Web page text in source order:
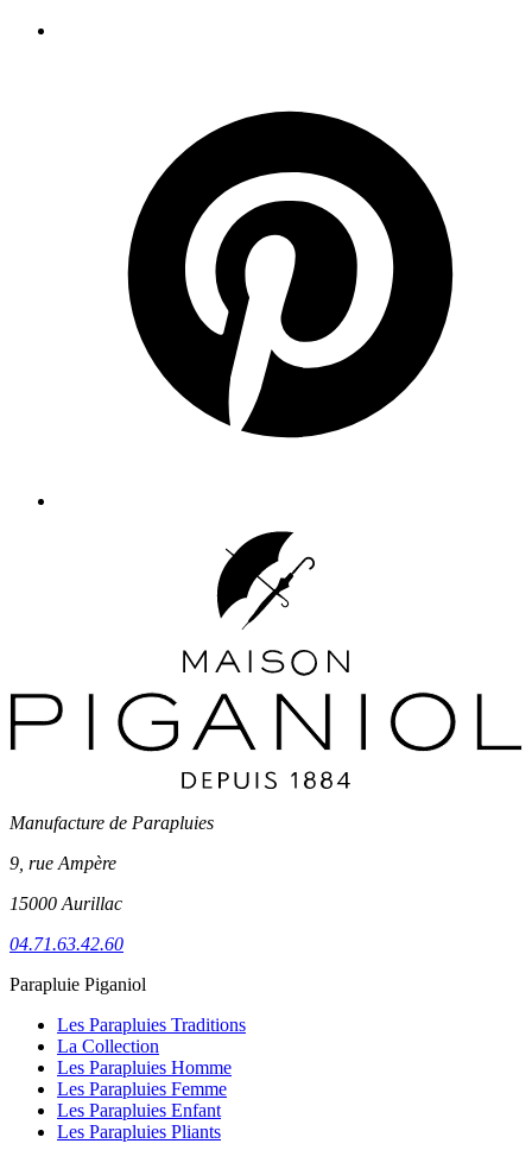
Manufacture de Parapluies
9, rue Ampère
15000 Aurillac
04.71.63.42.60
Parapluie Piganiol
Les Parapluies Traditions
La Collection
Les Parapluies Homme
Les Parapluies Femme
Les Parapluies Enfant
Les Parapluies Pliants